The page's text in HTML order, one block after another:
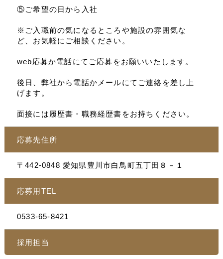
⑤ご希望の日から入社
※ご入職前の気になるところや施設の雰囲気な
ど、お気軽にご相談ください。
web応募か電話にてご応募をお願いいたします。
後日、弊社から電話かメールにてご連絡を差し上
げます。
面接には履歴書・職務経歴書をお持ちください。
応募先住所
〒442-0848 愛知県豊川市白鳥町五丁田８－１
応募用TEL
0533-65-8421
採用担当